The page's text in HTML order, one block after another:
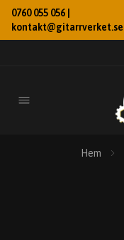
0760 055 056 |
kontakt@gitarrverket.se
Hem